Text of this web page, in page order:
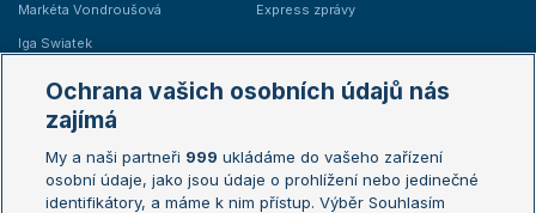
Markéta Vondroušová
Iga Swiatek
Express zprávy
Žebříčky
Žebříček ATP (muži)
Žebříček WTA (ženy)
Australian Open
French Open
Ochrana vašich osobních údajů nás
zajímá
My a naši partneři 999 ukládáme do vašeho zařízení
osobní údaje, jako jsou údaje o prohlížení nebo jedinečné
identifikátory, a máme k nim přístup. Výběr Souhlasím